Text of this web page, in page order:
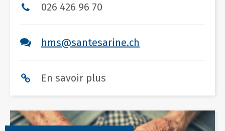
026 426 96 70
hms@santesarine.ch
En savoir plus